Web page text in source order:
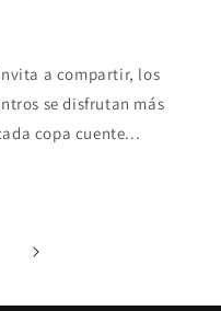
a compartir, los
se disfrutan más
copa cuente...